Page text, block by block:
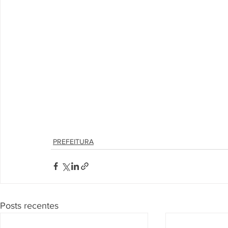
PREFEITURA
Posts recentes